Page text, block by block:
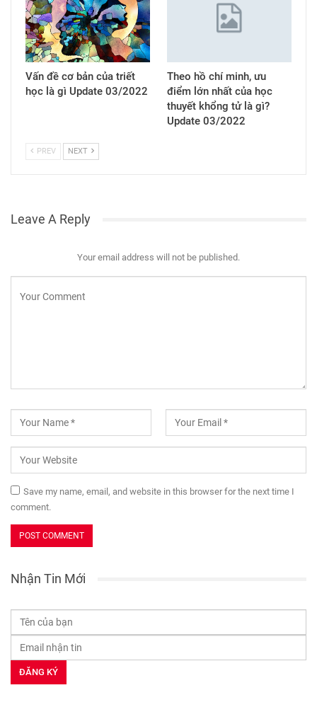
Vấn đề cơ bản của triết
học là gì Update 03/2022
Theo hồ chí minh, ưu
điểm lớn nhất của học
thuyết khổng tử là gì?
Update 03/2022
PREV NEXT
Leave A Reply
Your email address will not be published.
Save my name, email, and website in this browser for the next time I
comment.
Nhận Tin Mới